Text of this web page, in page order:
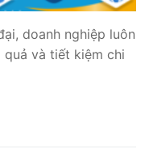
doanh nghiệp luôn
và tiết kiệm chi